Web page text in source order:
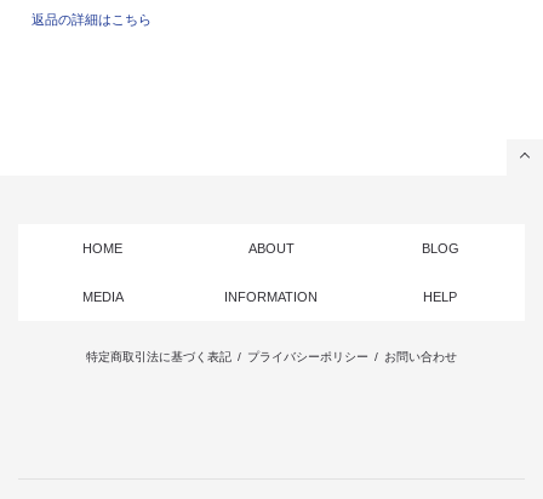
返品の詳細はこちら
HOME ABOUT BLOG
MEDIA INFORMATION HELP
特定商取引法に基づく表記 / プライバシーポリシー / お問い合わせ